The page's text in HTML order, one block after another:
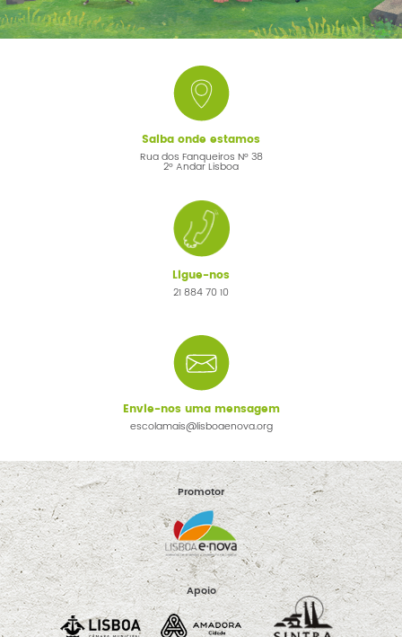
Saiba onde estamos
Rua dos Fanqueiros Nº 38
2º Andar Lisboa
Ligue-nos
21 884 70 10
Envie-nos uma mensagem
escolamais@lisboaenova.org
Promotor
Apoio